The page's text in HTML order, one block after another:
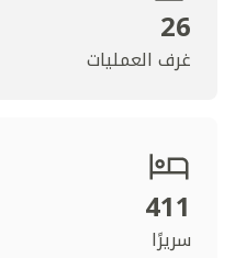
26
غرف العمليات
411
سريرًا